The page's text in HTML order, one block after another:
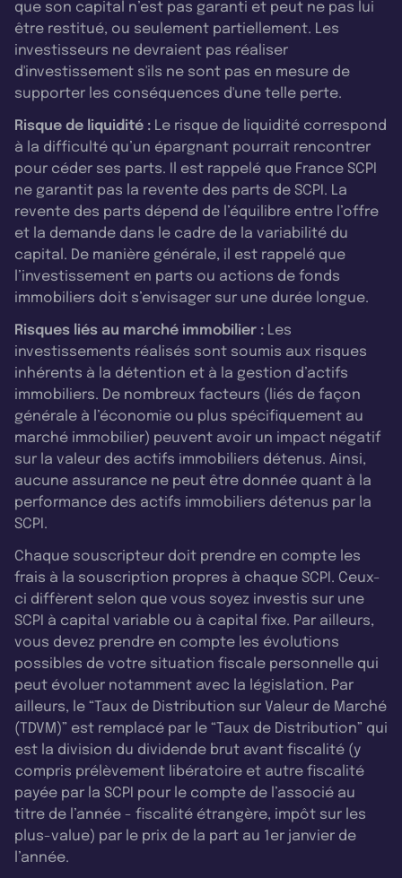
que son capital n’est pas garanti et peut ne pas lui
être restitué, ou seulement partiellement. Les
investisseurs ne devraient pas réaliser
d'investissement s'ils ne sont pas en mesure de
supporter les conséquences d'une telle perte.
Risque de liquidité : Le risque de liquidité correspond
à la difficulté qu’un épargnant pourrait rencontrer
pour céder ses parts. Il est rappelé que France SCPI
ne garantit pas la revente des parts de SCPI. La
revente des parts dépend de l’équilibre entre l’offre
et la demande dans le cadre de la variabilité du
capital. De manière générale, il est rappelé que
l’investissement en parts ou actions de fonds
immobiliers doit s’envisager sur une durée longue.
Risques liés au marché immobilier : Les
investissements réalisés sont soumis aux risques
inhérents à la détention et à la gestion d’actifs
immobiliers. De nombreux facteurs (liés de façon
générale à l’économie ou plus spécifiquement au
marché immobilier) peuvent avoir un impact négatif
sur la valeur des actifs immobiliers détenus. Ainsi,
aucune assurance ne peut être donnée quant à la
performance des actifs immobiliers détenus par la
SCPI.
Chaque souscripteur doit prendre en compte les
frais à la souscription propres à chaque SCPI. Ceux-
ci diffèrent selon que vous soyez investis sur une
SCPI à capital variable ou à capital fixe. Par ailleurs,
vous devez prendre en compte les évolutions
possibles de votre situation fiscale personnelle qui
peut évoluer notamment avec la législation. Par
ailleurs, le “Taux de Distribution sur Valeur de Marché
(TDVM)” est remplacé par le “Taux de Distribution” qui
est la division du dividende brut avant fiscalité (y
compris prélèvement libératoire et autre fiscalité
payée par la SCPI pour le compte de l’associé au
titre de l’année - fiscalité étrangère, impôt sur les
plus-value) par le prix de la part au 1er janvier de
l’année.